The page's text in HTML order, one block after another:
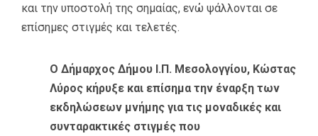
και την υποστολή της σημαίας, ενώ ψάλλονται σε
επίσημες στιγμές και τελετές.
Ο Δήμαρχος Δήμου Ι.Π. Μεσολογγίου, Κώστας
Λύρος κήρυξε και επίσημα την έναρξη των
εκδηλώσεων μνήμης για τις μοναδικές και
συνταρακτικές στιγμές που